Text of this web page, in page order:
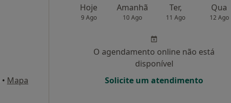
• Mapa
Hoje
9 Ago
Amanhã
10 Ago
Ter,
11 Ago
Qua
12 Ago
O agendamento online não está
disponível
Solicite um atendimento